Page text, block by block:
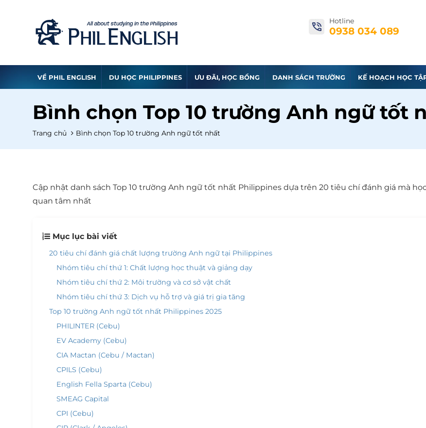
Hotline
0938 034 089
VỀ PHIL ENGLISH DU HỌC PHILIPPINES ƯU ĐÃI, HỌC BỔNG DANH SÁCH TRƯỜNG KẾ HOẠCH HỌC
Bình chọn Top 10 trường Anh ngữ tốt
Trang chủ Bình chọn Top 10 trường Anh ngữ tốt nhất
Cập nhật danh sách Top 10 trường Anh ngữ tốt nhất Philippines dựa trên 20 tiêu chí đánh giá mà
quan tâm nhất
Mục lục bài viết
20 tiêu chí đánh giá chất lượng trường Anh ngữ tại Philippines
Nhóm tiêu chí thứ 1: Chất lượng học thuật và giảng dạy
Nhóm tiêu chí thứ 2: Môi trường và cơ sở vật chất
Nhóm tiêu chí thứ 3: Dịch vụ hỗ trợ và giá trị gia tăng
Top 10 trường Anh ngữ tốt nhất Philippines 2025
PHILINTER (Cebu)
EV Academy (Cebu)
CIA Mactan (Cebu / Mactan)
CPILS (Cebu)
English Fella Sparta (Cebu)
SMEAG Capital
CPI (Cebu)